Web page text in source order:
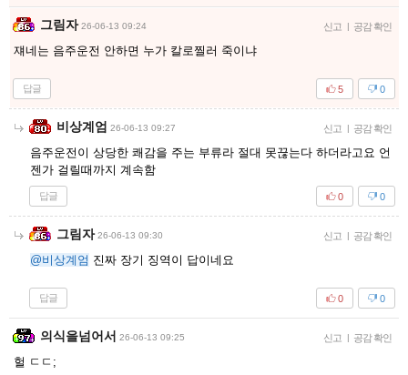
그림자 26-06-13 09:24 신고 | 공감 확인
쟤네는 음주운전 안하면 누가 칼로찔러 죽이냐
답글 0
5
비상계엄 26-06-13 09:27 신고 | 공감 확인
음주운전이 상당한 쾌감을 주는 부류라 절대 못끊는다 하더라고요 언
젠가 걸릴때까지 계속함
답글 0
0
그림자 26-06-13 09:30 신고 | 공감 확인
@비상계엄 진짜 장기 징역이 답이네요
답글 0
0
의식을넘어서 26-06-13 09:25 신고 | 공감 확인
헐 ㄷㄷ;